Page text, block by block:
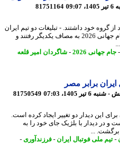
81751164
خود داشتند. - تبلیغات دو تیم ایران
و مصر از آخرین دیدار مرحله گروهی جام جهانی 2026 به مصاف یکدیگر رفتند و
جهانی 2026 -شاگردان امیر قلعه
برابر مصر
81750549
دیدار دو تغییر ایجاد کرده است.
دیدار با بلژیک جای خود را به
...
ملی فوتبال ایران - فرزندآوری -